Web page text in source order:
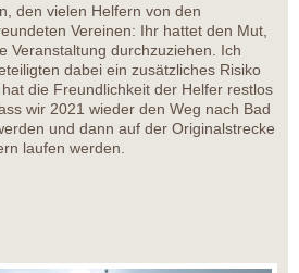
den vielen Helfern von den
Vereinen: Ihr hattet den Mut,
Veranstaltung durchzuziehen. Ich
dabei ein zusätzliches Risiko
die Freundlichkeit der Helfer restlos
wir 2021 wieder den Weg nach Bad
und dann auf der Originalstrecke
laufen werden.